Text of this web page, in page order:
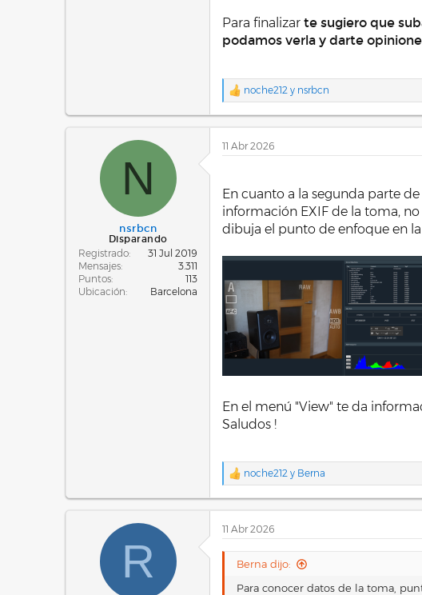
Para finalizar te sugiero que
podamos verla y darte
R
a
c
i
e
s
:
noche212 y nsrbcn
N
nsrbcn
Disparando
Registrado
31 Jul 2019
Mensajes
3.311
Puntos
113
Ubicación
Barcelona
11 Abr 2026
En cuanto a la segunda parte
información EXIF de la toma,
dibuja el punto de enfoque en
En el menú "View" te da
Saludos !
R
a
c
i
o
noche212 y Berna
R
11 Abr 2026
Berna dijo:
Para conocer datos de la toma,